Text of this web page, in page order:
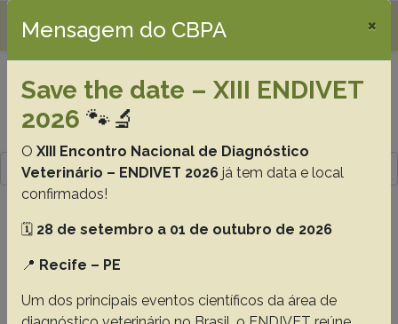
Toggle navigation
Resultado da pesquisa (3)
Termo utilizado na pesquisa
armadillo
the Veterinary Hospital of the Federal
University of Pará, Brazilian Amazon
Domingues S.F.S.
Mensagem do CBPA ×
Save the date – XIII ENDIVET
2026 🐾🔬
O XIII Encontro Nacional de Diagnóstico
Veterinário – ENDIVET 2026 já tem data e local
confirmados!
🗓️ 28 de setembro a 01 de outubro de 2026
📍 Recife – PE
Um dos principais eventos científicos da área de